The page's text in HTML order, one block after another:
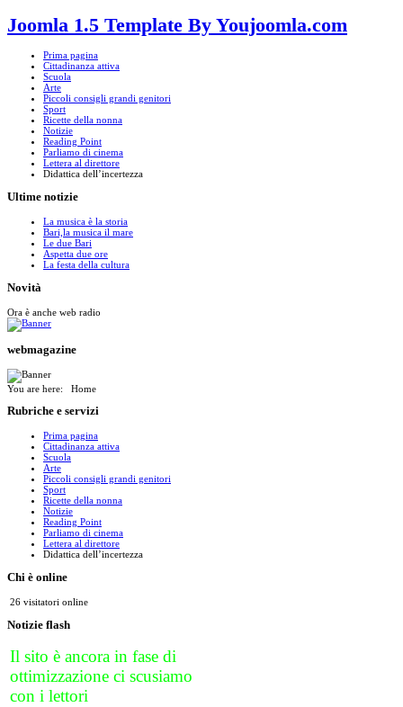
Joomla 1.5 Template By Youjoomla.com
Prima pagina
Cittadinanza attiva
Scuola
Arte
Piccoli consigli grandi genitori
Sport
Ricette della nonna
Notizie
Reading Point
Parliamo di cinema
Lettera al direttore
Didattica dell’incertezza
Ultime notizie
La musica è la storia
Bari,la musica il mare
Le due Bari
Aspetta due ore
La festa della cultura
Novità
Ora è anche web radio
webmagazine
You are here: Home
Rubriche e servizi
Prima pagina
Cittadinanza attiva
Scuola
Arte
Piccoli consigli grandi genitori
Sport
Ricette della nonna
Notizie
Reading Point
Parliamo di cinema
Lettera al direttore
Didattica dell’incertezza
Chi è online
26 visitatori online
Notizie flash
Il sito è ancora in fase di
ottimizzazione ci scusiamo
con i lettori